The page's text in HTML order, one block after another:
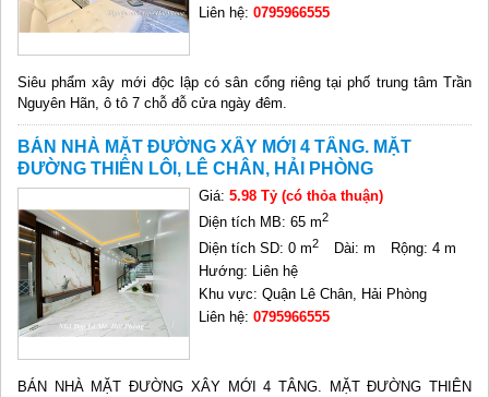
Liên hệ:0795966555
Siêu phẩm xây mới độc lập có sân cổng riêng tại phố trung tâm Trần
Nguyên Hãn, ô tô 7 chỗ đỗ cửa ngày đêm.
BÁN NHÀ MẶT ĐƯỜNG XÂY MỚI 4 TÂNG. MẶT
ĐƯỜNG THIÊN LÔI, LÊ CHÂN, HẢI PHÒNG
Giá:5.98 Tỷ (có thỏa thuận)
Diện tích MB: 65 m2
Diện tích SD: 0 m2 Dài: m
Rộng: 4 m
Hướng: Liên hệ
Khu vực: Quận Lê Chân, Hải Phòng
Liên hệ:0795966555
BÁN NHÀ MẶT ĐƯỜNG XÂY MỚI 4 TÂNG. MẶT ĐƯỜNG THIÊN